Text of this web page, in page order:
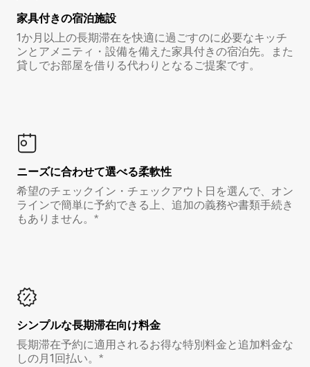
家具付き⁠の宿⁠泊⁠施⁠設
1か月以上の長期滞在を快適に過ごすのに必要なキッチ
ンとアメニティ・設備を備えた家具付きの宿泊先。また
貸しでお部屋を借りる代わりとなるご提案です。
ニーズに合わせて選べる柔軟性
希望のチェックイン・チェックアウト日を選んで、オン
ラインで簡単に予約できる上、追加の義務や書類手続き
もありません。*
シンプルな長期滞在向け料金
長期滞在予約に適用されるお得な特別料金と追加料金な
しの月1回払い。*